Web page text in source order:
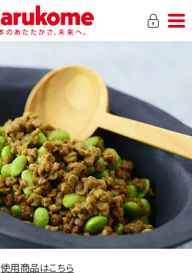
使用商品はこちら